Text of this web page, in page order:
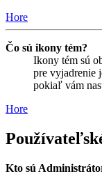
Hore
Čo sú ikony tém?
Ikony tém sú
pre vyjadrenie
pokiaľ vám
Hore
Kto sú